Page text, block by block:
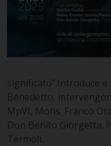
significato”.Introduce e
Benedetto,
MpVI, Mons. Franco
Don Benito Giorgetta,
Termoli.